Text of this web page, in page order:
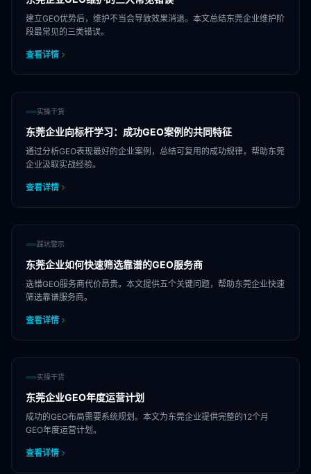
建立GEO优势后，维护不当会导致效果消退。本文总结东莞企业维护阶
段最常见的三类错误。
查看详情
实操干货
东莞企业向标杆学习：成功GEO案例的共同特征
通过分析GEO表现最好的企业案例，总结可复用的成功规律，帮助东莞
企业汲取实战经验。
查看详情
踩坑警示
东莞企业如何快速筛选靠谱的GEO服务商
选错GEO服务商代价昂贵。本文提供五个关键问题，帮助东莞企业快速
筛选靠谱服务商。
查看详情
实操干货
东莞企业GEO年度运营计划
成功的GEO布局需要系统规划。本文为东莞企业提供完整的12个月
GEO年度运营计划。
查看详情